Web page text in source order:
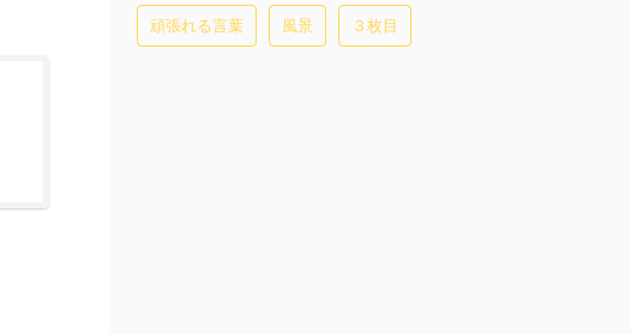
頑張れる言葉 風景 ３枚目